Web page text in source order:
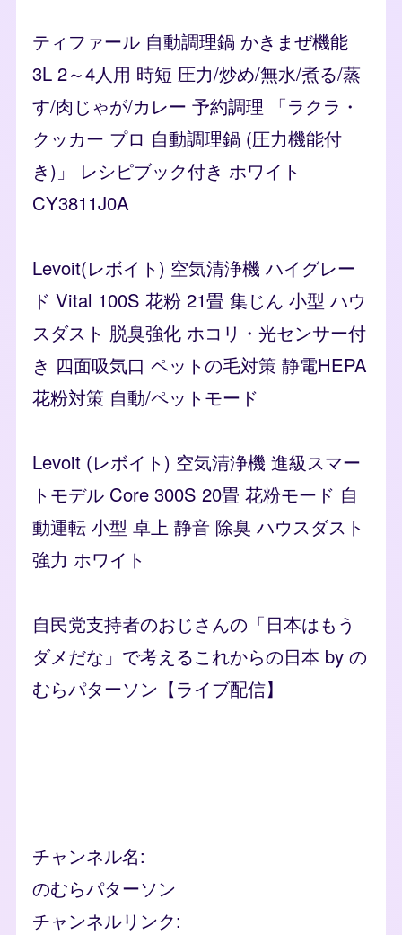
ティファール 自動調理鍋 かきまぜ機能
3L 2～4人用 時短 圧力/炒め/無水/煮る/蒸
す/肉じゃが/カレー 予約調理 「ラクラ・
クッカー プロ 自動調理鍋 (圧力機能付
き)」 レシピブック付き ホワイト
CY3811J0A
Levoit(レボイト) 空気清浄機 ハイグレー
ド Vital 100S 花粉 21畳 集じん 小型 ハウ
スダスト 脱臭強化 ホコリ・光センサー付
き 四面吸気口 ペットの毛対策 静電HEPA
花粉対策 自動/ペットモード
Levoit (レボイト) 空気清浄機 進級スマー
トモデル Core 300S 20畳 花粉モード 自
動運転 小型 卓上 静音 除臭 ハウスダスト
強力 ホワイト
自民党支持者のおじさんの「日本はもう
ダメだな」で考えるこれからの日本 by の
むらパターソン【ライブ配信】
チャンネル名
のむらパターソン
チャンネルリンク